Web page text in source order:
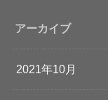
アーカイブ
2021年10月